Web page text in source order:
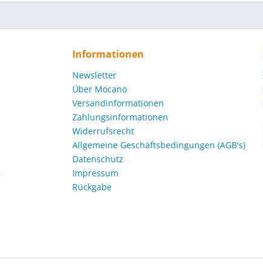
Informationen
Newsletter
Über Mocano
Versandinformationen
Zahlungsinformationen
Widerrufsrecht
Allgemeine Geschäftsbedingungen (AGB's)
Datenschutz
Impressum
Rückgabe